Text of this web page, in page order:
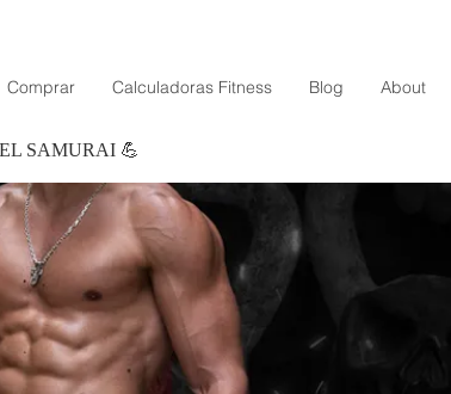
Comprar Calculadoras Fitness Blog About
SAMURAI 💪